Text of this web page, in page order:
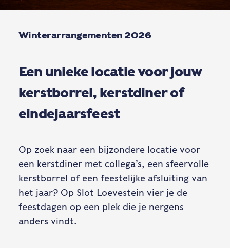
Winterarrangementen 2026
Een unieke locatie voor jouw
kerstborrel, kerstdiner of
eindejaarsfeest
Op zoek naar een bijzondere locatie voor
een kerstdiner met collega’s, een sfeervolle
kerstborrel of een feestelijke afsluiting van
het jaar? Op Slot Loevestein vier je de
feestdagen op een plek die je nergens
anders vindt.